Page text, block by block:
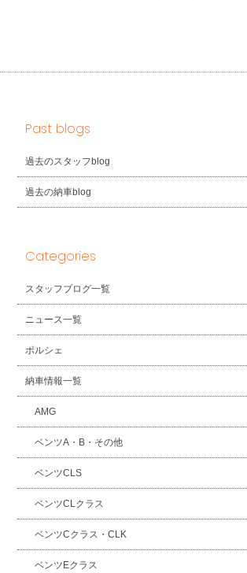
Past blogs
過去のスタッフblog
過去の納車blog
Categories
スタッフブログ一覧
ニュース一覧
ポルシェ
納車情報一覧
AMG
ベンツA・B・その他
ベンツCLS
ベンツCLクラス
ベンツCクラス・CLK
ベンツEクラス